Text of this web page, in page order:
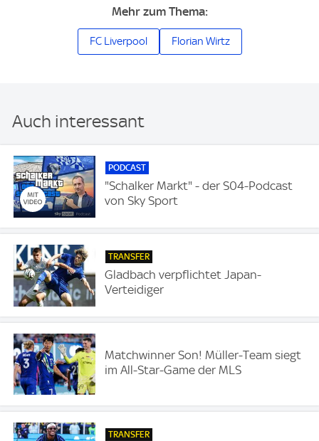
Mehr zum Thema:
FC Liverpool Florian Wirtz
Auch interessant
PODCAST
"Schalker Markt" - der S04-Podcast
von Sky Sport
TRANSFER
Gladbach verpflichtet Japan-
Verteidiger
Matchwinner Son! Müller-Team siegt
im All-Star-Game der MLS
TRANSFER